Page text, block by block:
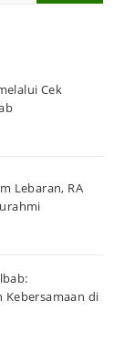
Cek
Lebaran, RA
di